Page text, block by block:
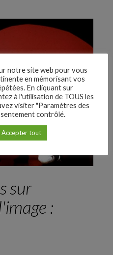
Follow Us
sur
:
notre site web pour vous
en mémorisant vos
En cliquant sur
à l'utilisation de TOUS les
visiter "Paramètres des
contrôlé.
Accepter tout